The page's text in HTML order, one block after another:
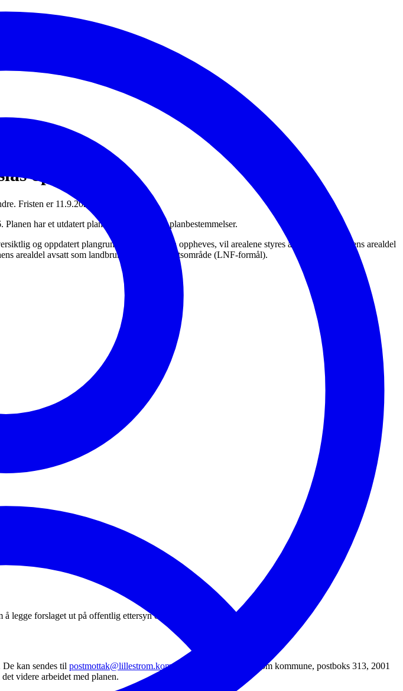
opphevet
Fristen er 11.9.2026.
har et utdatert plankart og ikke egne planbestemmelser.
og oppdatert plangrunnlag. Når planen oppheves, vil arealene styres av kommuneplanens arealdel
arealdel avsatt som landbruk, natur og friluftsområde (LNF-formål).
legge forslaget ut på offentlig ettersyn og saken på høring.
De kan sendes til postmottak@lillestrom.kommune.no
eller til Lillestrøm kommune, postboks 313, 2001
videre arbeidet med planen.